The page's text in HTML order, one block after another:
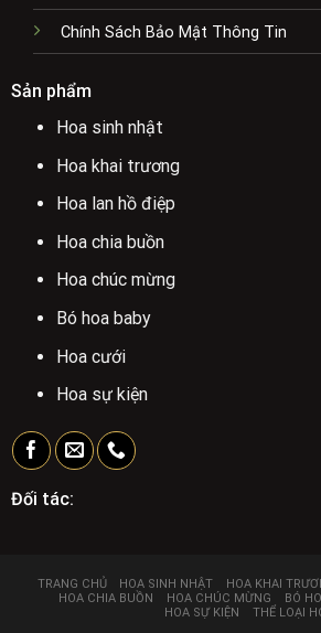
Chính Sách Bảo Mật Thông Tin
Sản phẩm
Hoa sinh nhật
Hoa khai trương
Hoa lan hồ điệp
Hoa chia buồn
Hoa chúc mừng
Bó hoa baby
Hoa cưới
Hoa sự kiện
Đối tác:
TRANG CHỦ HOA SINH NHẬT HOA KHAI
HOA CHIA BUỒN
HOA CHÚC MỪNG BÓ
HOA SỰ KIỆN
THỂ LOẠI